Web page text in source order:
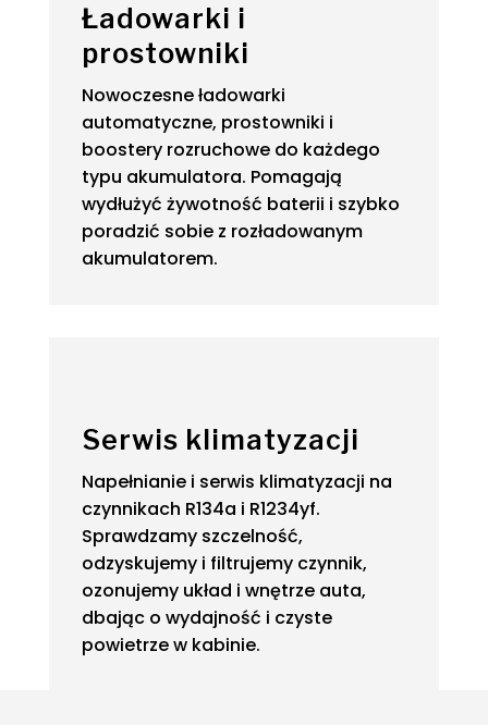
Ładowarki i
prostowniki
Nowoczesne ładowarki
automatyczne, prostowniki i
boostery rozruchowe do każdego
typu akumulatora. Pomagają
wydłużyć żywotność baterii i szybko
poradzić sobie z rozładowanym
akumulatorem.
Serwis klimatyzacji
Napełnianie i serwis klimatyzacji na
czynnikach R134a i R1234yf.
Sprawdzamy szczelność,
odzyskujemy i filtrujemy czynnik,
ozonujemy układ i wnętrze auta,
dbając o wydajność i czyste
powietrze w kabinie.